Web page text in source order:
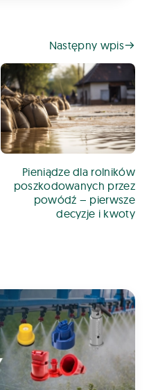
Następny wpis
Pieniądze dla rolników
poszkodowanych przez
powódź – pierwsze
decyzje i kwoty